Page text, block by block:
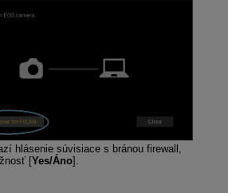
hlásenie súvisiace s bránou firewall,
[Yes/Áno].